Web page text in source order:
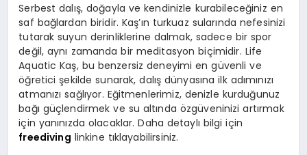
Serbest dalış, doğayla ve kendinizle kurabileceğiniz en
saf bağlardan biridir. Kaş’ın turkuaz sularında nefesinizi
tutarak suyun derinliklerine dalmak, sadece bir spor
değil, aynı zamanda bir meditasyon biçimidir. Life
Aquatic Kaş, bu benzersiz deneyimi en güvenli ve
öğretici şekilde sunarak, dalış dünyasına ilk adımınızı
atmanızı sağlıyor. Eğitmenlerimiz, denizle kurduğunuz
bağı güçlendirmek ve su altında özgüveninizi artırmak
için yanınızda olacaklar. Daha detaylı bilgi için
freediving linkine tıklayabilirsiniz.